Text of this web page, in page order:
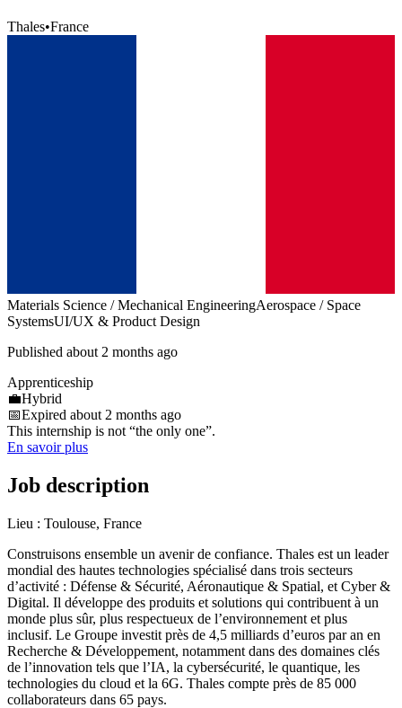
Thales•France
Materials Science / Mechanical EngineeringAerospace / Space
SystemsUI/UX & Product Design
Published about 2 months ago
Apprenticeship
💼Hybrid
📅Expired about 2 months ago
This internship is not “the only one”.
En savoir plus
Job description
Lieu : Toulouse, France
Construisons ensemble un avenir de confiance. Thales est un leader
mondial des hautes technologies spécialisé dans trois secteurs
d’activité : Défense & Sécurité, Aéronautique & Spatial, et Cyber &
Digital. Il développe des produits et solutions qui contribuent à un
monde plus sûr, plus respectueux de l’environnement et plus
inclusif. Le Groupe investit près de 4,5 milliards d’euros par an en
Recherche & Développement, notamment dans des domaines clés
de l’innovation tels que l’IA, la cybersécurité, le quantique, les
technologies du cloud et la 6G. Thales compte près de 85 000
collaborateurs dans 65 pays.